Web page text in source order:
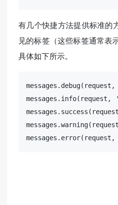
有几个快捷方法提供标准的
见的标签（这些标签通常表
具体如下所示。
messages. debug(request,
messages. info(request,
messages.warning
messages. error(request,